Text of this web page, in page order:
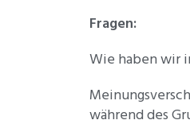
Fragen:
Wie haben wir
während des